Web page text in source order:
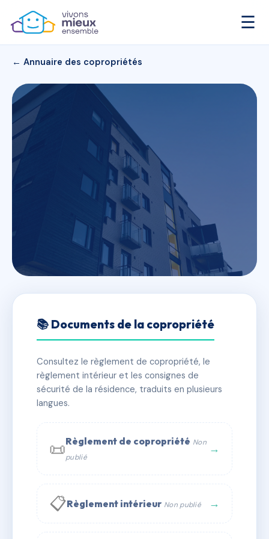
☰
← Annuaire des copropriétés
VILLA DES PRES DE LA
CROIX
📍 VILLA DES PRES DE LA CROIX 27 AV.DES PRES DE
LA CROIX 78830 BONNELLES
✓ Immatriculée
📞 Contacter Syndic Digital 💬 WhatsApp
✉ Email
📚 Documents de la copropriété
Consultez le règlement de copropriété, le
règlement intérieur et les consignes de
sécurité de la résidence, traduits en plusieurs
langues.
📜Règlement de copropriété Non
publié
→
📋Règlement intérieur Non publié →